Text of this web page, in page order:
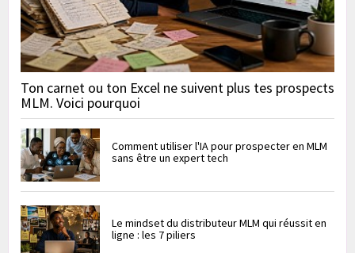
Ton carnet ou ton Excel ne suivent plus tes prospects
MLM. Voici pourquoi
Comment utiliser l'IA pour prospecter en MLM
sans être un expert tech
Le mindset du distributeur MLM qui réussit en
ligne : les 7 piliers